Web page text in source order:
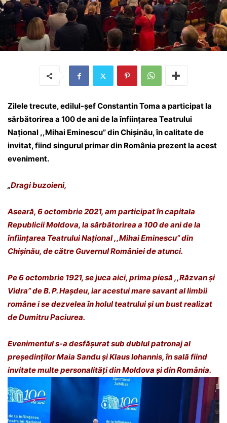
Zilele trecute, edilul-șef Constantin Toma a participat la
sărbătorirea a 100 de ani de la înființarea Teatrului
Național ,,Mihai Eminescu” din Chișinău, în calitate de
invitat, fiind singurul primar din România prezent la acest
eveniment.
„Dragi buzoieni,
Aseară, 6 octombrie 2021, am participat în capitala
Republicii Moldova, la sărbătorirea a 100 de ani de la
înființarea Teatrului Național ,,Mihai Eminescu” din
Chișinău, de către Guvernul României de atunci.
Pe 6 octombrie 1921, se juca aici, prima piesă ,,Răzvan și
Vidra” de B. P. Hașdeu, iar acestui mare savant al limbii
române i se dezvelea în holul teatrului și un bust realizat
de Dumitru Paciurea.
Evenimentul s-a desfășurat sub dublul patronaj al
președinților Maia Sandu și Klaus Iohannis, în sală fiind
invitate multe personalități din Moldova și din România.